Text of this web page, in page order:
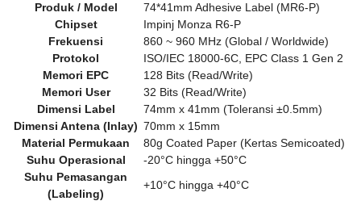
Produk / Model
74*41mm Adhesive Label (MR6-P)
Chipset
Impinj Monza R6-P
Frekuensi
860 ~ 960 MHz (Global / Worldwide)
Protokol
ISO/IEC 18000-6C, EPC Class 1 Gen 2
Memori EPC
128 Bits (Read/Write)
Memori User
32 Bits (Read/Write)
Dimensi Label
74mm x 41mm (Toleransi ±0.5mm)
Dimensi Antena (Inlay) 70mm x 15mm
Material Permukaan
80g Coated Paper (Kertas Semicoated)
Suhu Operasional
-20°C hingga +50°C
Suhu Pemasangan
(Labeling)
+10°C hingga +40°C